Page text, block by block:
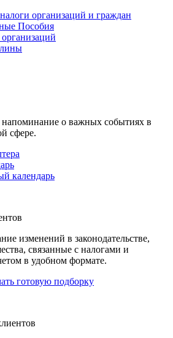
организаций и граждан
Пособия
о важных событиях в
сфере.
календарь
изменений в законодательстве,
связанные с налогами и
в удобном формате.
готовую подборку